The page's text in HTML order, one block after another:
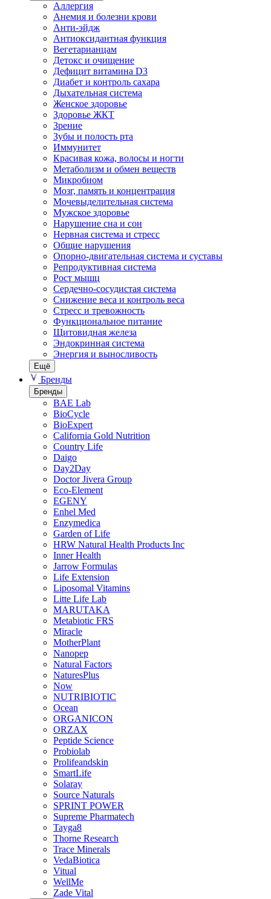
Аллергия
Анемия и болезни крови
Анти-эйдж
Антиоксидантная функция
Вегетарианцам
Детокс и очищение
Дефицит витамина D3
Диабет и контроль сахара
Дыхательная система
Женское здоровье
Здоровье ЖКТ
Зрение
Зубы и полость рта
Иммунитет
Красивая кожа, волосы и ногти
Метаболизм и обмен веществ
Микробиом
Мозг, память и концентрация
Мочевыделительная система
Мужское здоровье
Нарушение сна и сон
Нервная система и стресс
Общие нарушения
Опорно-двигательная система и суставы
Репродуктивная система
Рост мышц
Сердечно-сосудистая система
Снижение веса и контроль веса
Стресс и тревожность
Функциональное питание
Щитовидная железа
Эндокринная система
Энергия и выносливость
Ещё
Бренды
Бренды
BAE Lab
BioCycle
BioExpert
California Gold Nutrition
Country Life
Daigo
Day2Day
Doctor Jivera Group
Eco-Element
EGENY
Enhel Med
Enzymedica
Garden of Life
HRW Natural Health Products Inc
Inner Health
Jarrow Formulas
Life Extension
Liposomal Vitamins
Litte Life Lab
MARUTAKA
Metabiotic FRS
Miracle
MotherPlant
Nanopep
Natural Factors
NaturesPlus
Now
NUTRIBIOTIC
Ocean
ORGANICON
ORZAX
Peptide Science
Probiolab
Prolifeandskin
SmartLife
Solaray
Source Naturals
SPRINT POWER
Supreme Pharmatech
Tayga8
Thorne Research
Trace Minerals
VedaBiotica
Vitual
WellMe
Zade Vital